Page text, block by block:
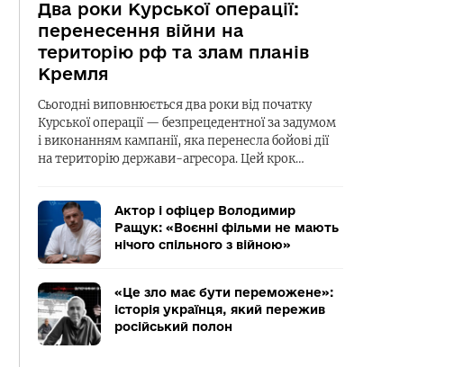
Два роки Курської операції:
перенесення війни на
територію рф та злам планів
Кремля
Сьогодні виповнюється два роки від початку
Курської операції — безпрецедентної за задумом
і виконанням кампанії, яка перенесла бойові дії
на територію держави-агресора. Цей крок…
Актор і офіцер Володимир
Ращук: «Воєнні фільми не мають
нічого спільного з війною»
«Це зло має бути переможене»:
історія українця, який пережив
російський полон